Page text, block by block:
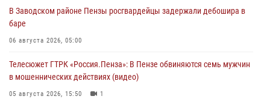
В Заводском районе Пензы росгвардейцы задержали дебошира в
баре
06 августа 2026, 05:00
Телесюжет ГТРК «Россия.Пенза»: В Пензе обвиняются семь мужчин
в мошеннических действиях (видео)
05 августа 2026, 15:50 1